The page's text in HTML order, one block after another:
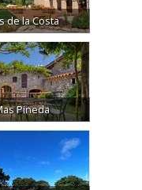
de la Costa
Pineda